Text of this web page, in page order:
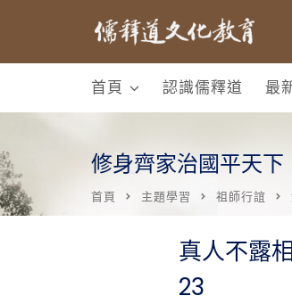
首頁 認識儒釋道 最
修身齊家治國平天下
首頁 主題學習 祖師行誼
真人不露
23